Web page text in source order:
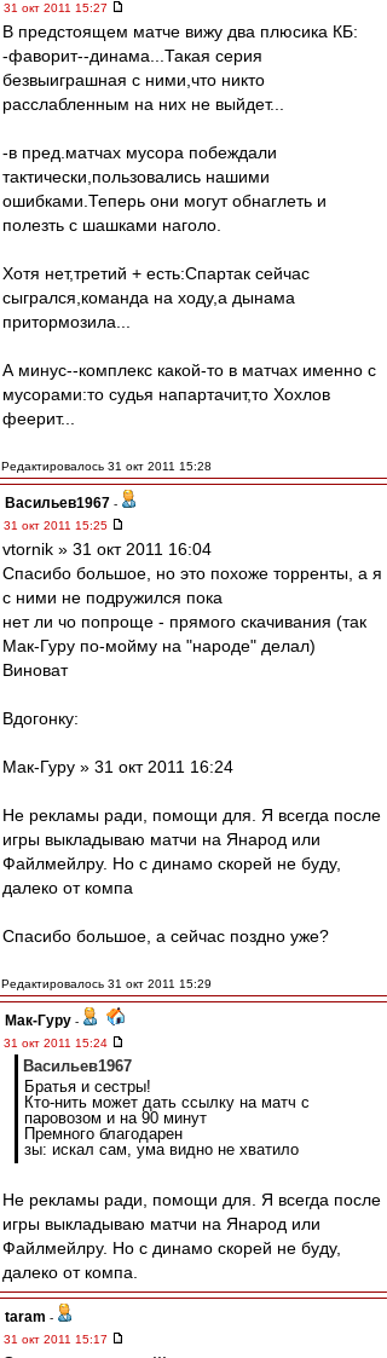
31 окт 2011 15:27
В предстоящем матче вижу два плюсика КБ:
-фаворит--динама...Такая серия
безвыиграшная с ними,что никто
расслабленным на них не выйдет...
-в пред.матчах мусора побеждали
тактически,пользовались нашими
ошибками.Теперь они могут обнаглеть и
полезть с шашками наголо.
Хотя нет,третий + есть:Спартак сейчас
сыгрался,команда на ходу,а дынама
притормозила...
А минус--комплекс какой-то в матчах именно с
мусорами:то судья напартачит,то Хохлов
феерит...
Редактировалось 31 окт 2011 15:28
Васильев1967 -
31 окт 2011 15:25
vtornik » 31 окт 2011 16:04
Спасибо большое, но это похоже торренты, а я
с ними не подружился пока
нет ли чо попроще - прямого скачивания (так
Мак-Гуру по-мойму на "народе" делал)
Виноват
Вдогонку:
Мак-Гуру » 31 окт 2011 16:24
Не рекламы ради, помощи для. Я всегда после
игры выкладываю матчи на Янарод или
Файлмейлру. Но с динамо скорей не буду,
далеко от компа
Спасибо большое, а сейчас поздно уже?
Редактировалось 31 окт 2011 15:29
Мак-Гуру -
31 окт 2011 15:24
Васильев1967
Братья и сестры!
Кто-нить может дать ссылку на матч с
паровозом и на 90 минут
Премного благодарен
зы: искал сам, ума видно не хватило
Не рекламы ради, помощи для. Я всегда после
игры выкладываю матчи на Янарод или
Файлмейлру. Но с динамо скорей не буду,
далеко от компа.
taram -
31 окт 2011 15:17